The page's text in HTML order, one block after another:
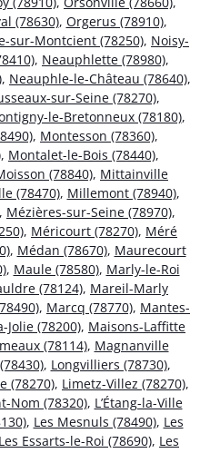
(78630), Orgerus (78910),
sur-Montcient (78250), Noisy-
, Neauphlette (78980),
, Neauphle-le-Château (78640),
sur-Seine (78270),
le-Bretonneux (78180),
, Montesson (78360),
, Montalet-le-Bois (78440),
(78840), Mittainville
(78470), Millemont (78940),
, Mézières-sur-Seine (78970),
, Méricourt (78270), Méré
, Médan (78670), Maurecourt
, Maule (78580), Marly-le-Roi
(78124), Mareil-Marly
, Marcq (78770), Mantes-
Jolie (78200), Maisons-Laffitte
(78114), Magnanville
, Longvilliers (78730),
(78270), Limetz-Villez (78270),
Nom (78320), L’Étang-la-Ville
, Les Mesnuls (78490), Les
Les Essarts-le-Roi (78690), Les